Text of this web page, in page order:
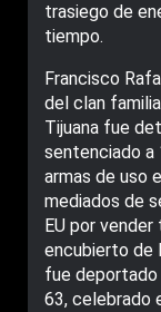
trasiego de
tiempo.
Francisco
del clan
Tijuana fue
sentenciado a
armas de uso
mediados de
EU por
encubierto de
fue deportado
63, celebrado